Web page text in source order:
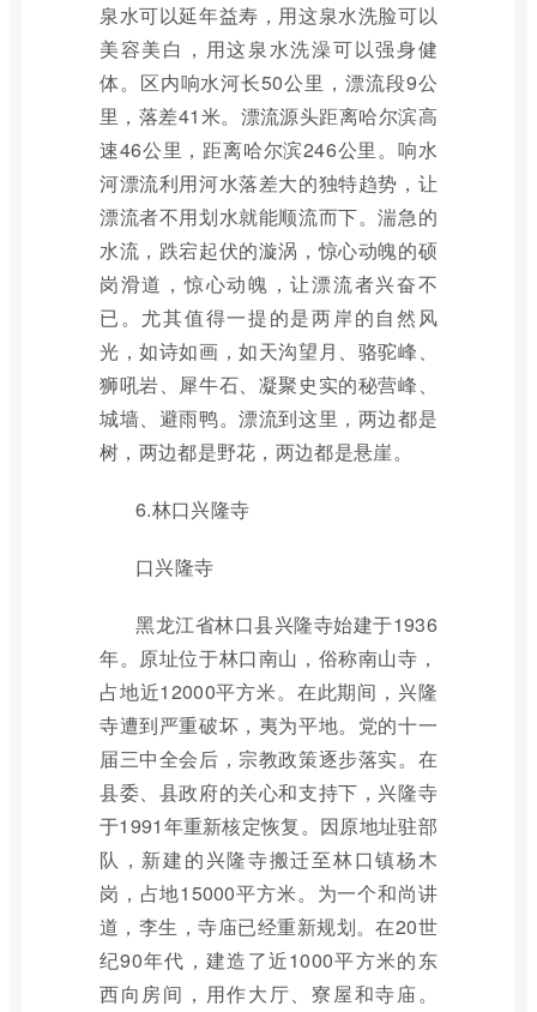
泉水可以延年益寿，用这泉水洗脸可以
美容美白，用这泉水洗澡可以强身健
体。区内响水河长50公里，漂流段9公
里，落差41米。漂流源头距离哈尔滨高
速46公里，距离哈尔滨246公里。响水
河漂流利用河水落差大的独特趋势，让
漂流者不用划水就能顺流而下。湍急的
水流，跌宕起伏的漩涡，惊心动魄的硕
岗滑道，惊心动魄，让漂流者兴奋不
已。尤其值得一提的是两岸的自然风
光，如诗如画，如天沟望月、骆驼峰、
狮吼岩、犀牛石、凝聚史实的秘营峰、
城墙、避雨鸭。漂流到这里，两边都是
树，两边都是野花，两边都是悬崖。
6.林口兴隆寺
口兴隆寺
黑龙江省林口县兴隆寺始建于1936
年。原址位于林口南山，俗称南山寺，
占地近12000平方米。在此期间，兴隆
寺遭到严重破坏，夷为平地。党的十一
届三中全会后，宗教政策逐步落实。在
县委、县政府的关心和支持下，兴隆寺
于1991年重新核定恢复。因原地址驻部
队，新建的兴隆寺搬迁至林口镇杨木
岗，占地15000平方米。为一个和尚讲
道，李生，寺庙已经重新规划。在20世
纪90年代，建造了近1000平方米的东
西向房间，用作大厅、寮屋和寺庙。